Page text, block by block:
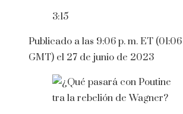
3:15
Publicado a las 9:06 p. m. ET (01:06
GMT) el 27 de junio de 2023